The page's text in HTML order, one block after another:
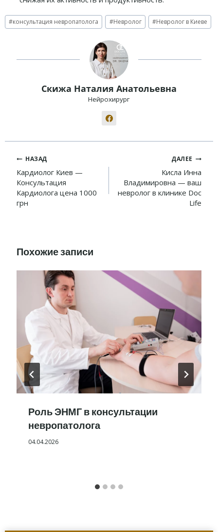
Метки
записи:
#консультация невропатолога #Невролог #Невролог в Киеве
Скижа Наталия Анатольевна
Нейрохирург
Навигация
по
записям
НАЗАД
Кардиолог Киев —
Консультация
Кардиолога цена 1000
грн
ДАЛЕЕ
Кисла Инна
Владимировна — ваш
невролог в клинике Doc
Life
Похожие записи
Роль ЭНМГ в консультации
невропатолога
04.04.2026